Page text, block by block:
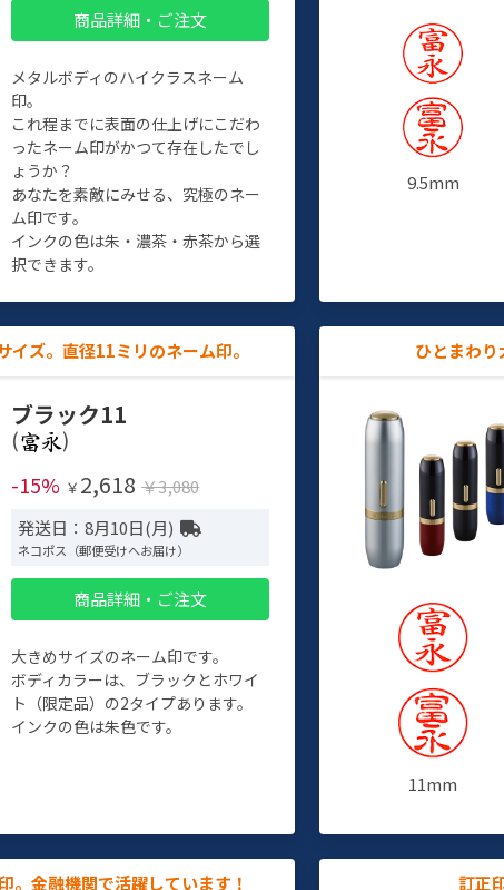
商品詳細・ご注文
メタルボディのハイクラスネーム
印。
これ程までに表面の仕上げにこだわ
ったネーム印がかつて存在したでし
ょうか？
あなたを素敵にみせる、究極のネー
ム印です。
インクの色は朱・濃茶・赤茶から選
択できます。
9.5mm
イズ。直径11ミリのネーム印。
ブラック11
(
)
-15% ￥ 2,618 ￥3,080
発送日：8月10日(月)
ネコポス（郵便受けへお届け）
商品詳細・ご注文
大きめサイズのネーム印です。
ボディカラーは、ブラックとホワイ
ト（限定品）の2タイプあります。
インクの色は朱色です。
ひとまわり
11mm
。金融機関で活躍しています！ 訂正